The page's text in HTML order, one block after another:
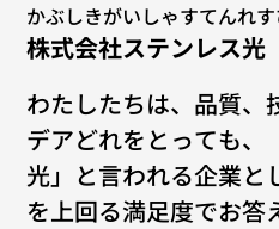
かぶしきがいしゃすてんれす
株式会社ステンレス光
わたしたちは、品質、
デアどれをとっても、
光」と言われる企業と
を上回る満足度でお答